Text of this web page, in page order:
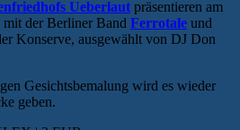
Ueberlaut präsentieren am
mit der Berliner Band Ferrotale und
Konserve, ausgewählt von DJ Don
Gesichtsbemalung wird es wieder
geben.